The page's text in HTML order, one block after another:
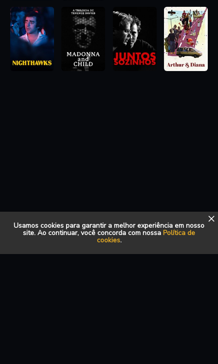
Usamos cookies para garantir a melhor experiência em nosso
site. Ao continuar, você concorda com nossa Política de
cookies.